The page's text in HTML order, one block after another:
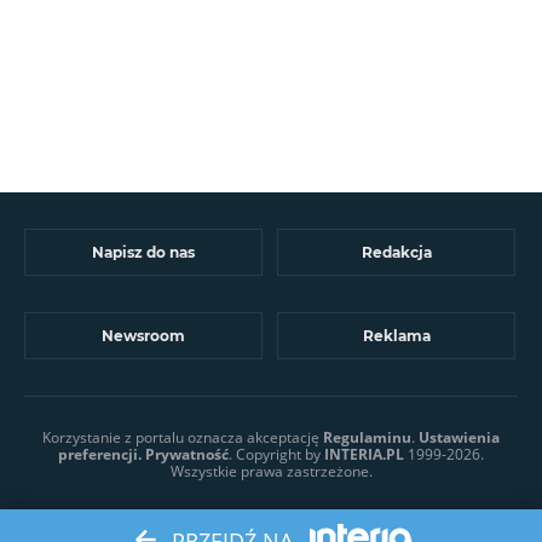
Napisz do nas Redakcja
Newsroom Reklama
Korzystanie z portalu oznacza akceptację Regulaminu. Ustawienia
preferencji. Prywatność. Copyright by INTERIA.PL 1999-2026.
Wszystkie prawa zastrzeżone.